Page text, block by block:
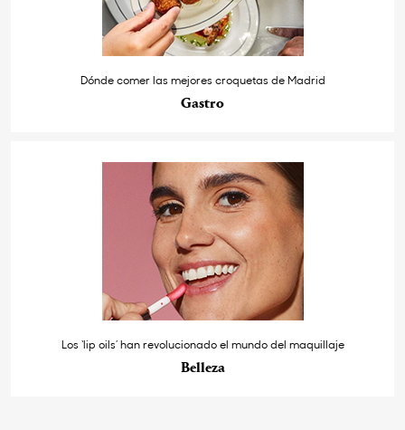
Dónde comer las mejores croquetas de Madrid
Gastro
Los ‘lip oils’ han revolucionado el mundo del maquillaje
Belleza